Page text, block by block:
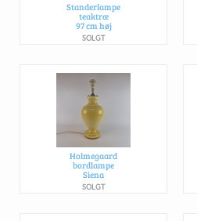
Standerlampe
teaktræ
97 cm høj
SOLGT
Holmegaard
bordlampe
Siena
SOLGT